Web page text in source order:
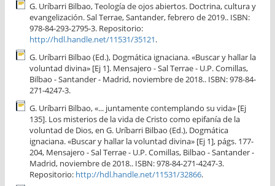
G. Uríbarri Bilbao, Teología de ojos abiertos. Doctrina, cultura y
evangelización. Sal Terrae, Santander, febrero de 2019.. ISBN:
978-84-293-2795-3. Repositorio:
http://hdl.handle.net/11531/35121.
G. Uríbarri Bilbao (Ed.), Dogmática ignaciana. «Buscar y hallar la
voluntad divina» [Ej 1]. Mensajero - Sal Terrae - U.P. Comillas,
Bilbao - Santander - Madrid, noviembre de 2018.. ISBN: 978-84-
271-4247-3.
G. Uríbarri Bilbao, «... juntamente contemplando su vida» [Ej
135]. Los misterios de la vida de Cristo como epifanía de la
voluntad de Dios, en G. Uríbarri Bilbao (Ed.), Dogmática
ignaciana. «Buscar y hallar la voluntad divina» [Ej 1], págs. 177-
204, Mensajero - Sal Terrae - U.P. Comillas, Bilbao - Santander -
Madrid, noviembre de 2018.. ISBN: 978-84-271-4247-3.
Repositorio: http://hdl.handle.net/11531/32866.